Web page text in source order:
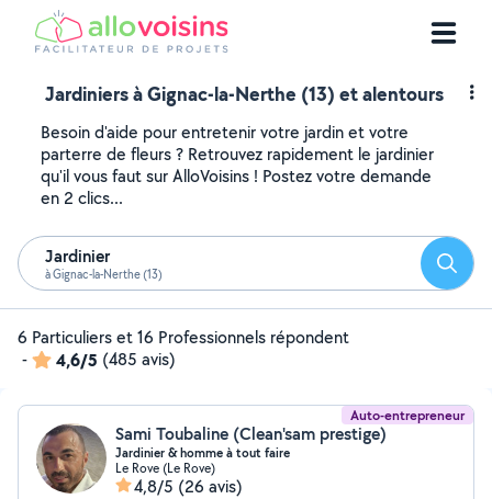
Jardiniers à Gignac-la-Nerthe (13) et alentours
Besoin d'aide pour entretenir votre jardin et votre
parterre de fleurs ? Retrouvez rapidement le jardinier
qu'il vous faut sur AlloVoisins ! Postez votre demande
en 2 clics...
Jardinier
à Gignac-la-Nerthe (13)
6 Particuliers et 16 Professionnels répondent
-
4,6/5 (485 avis)
Auto-entrepreneur
Sami Toubaline (Clean'sam prestige)
Jardinier & homme à tout faire
Le Rove (Le Rove)
4,8/5 (26 avis)